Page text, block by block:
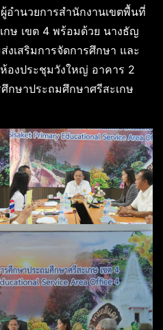
อำนวยการสำนักงานเขตพื้นที่
กษ เขต 4 พร้อมด้วย นางธัญ
เสริมการจัดการศึกษา และ
องประชุมวังใหญ่ อาคาร 2
กษาประถมศึกษาศรีสะเกษ